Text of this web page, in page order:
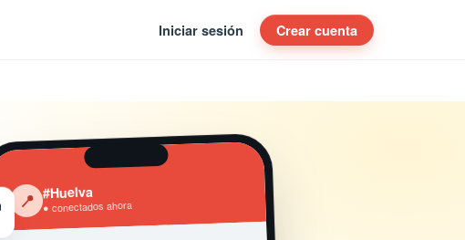
Iniciar sesión Crear cuenta
📍 #Huelva
● conectados ahora